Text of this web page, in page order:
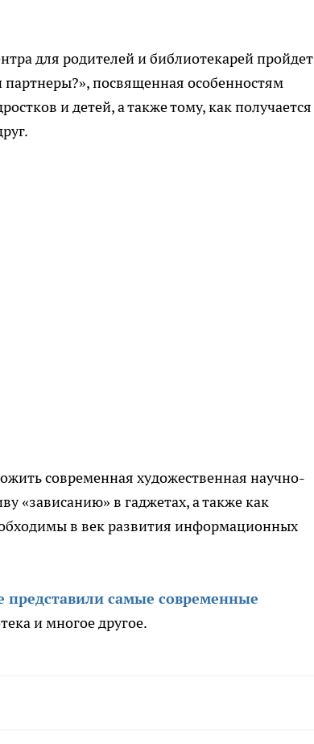
для родителей и библиотекарей пройдет
посвященная особенностям
и детей, а также тому, как получается
современная художественная научно-
«зависанию» в гаджетах, а также как
в век развития информационных
представили самые современные
и многое другое.